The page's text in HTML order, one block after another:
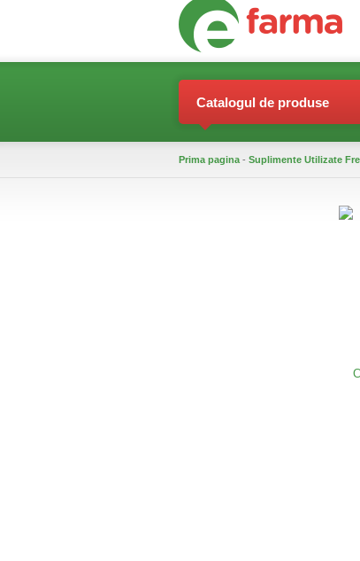
Catalogul de produse
Prima pagina - Suplimente Utilizate